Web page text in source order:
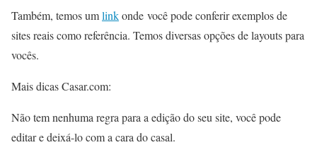
Também, temos umlinkonde você pode conferir exemplos de
sites reais como referência. Temos diversas opções de layouts para
vocês.
Mais dicas Casar.com:
Não tem nenhuma regra para a edição do seu site, você pode
editar e deixá-lo com a cara do casal.